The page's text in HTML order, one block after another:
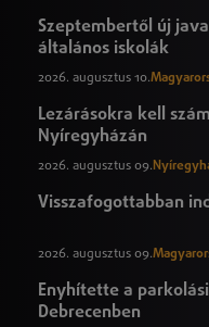
Szeptembertől új
általános iskolák
2026. augusztus 10.
Lezárásokra kell
Nyíregyházán
2026. augusztus 09.
Visszafogottabban
2026. augusztus 09.
Enyhítette a
Debrecenben